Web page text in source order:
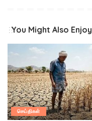
You Might Also Enjoy
செய்திகள்